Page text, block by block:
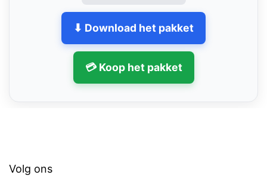
⬇ Download het pakket
💳 Koop het pakket
Volg ons